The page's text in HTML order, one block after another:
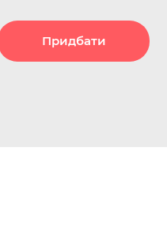
Придбати